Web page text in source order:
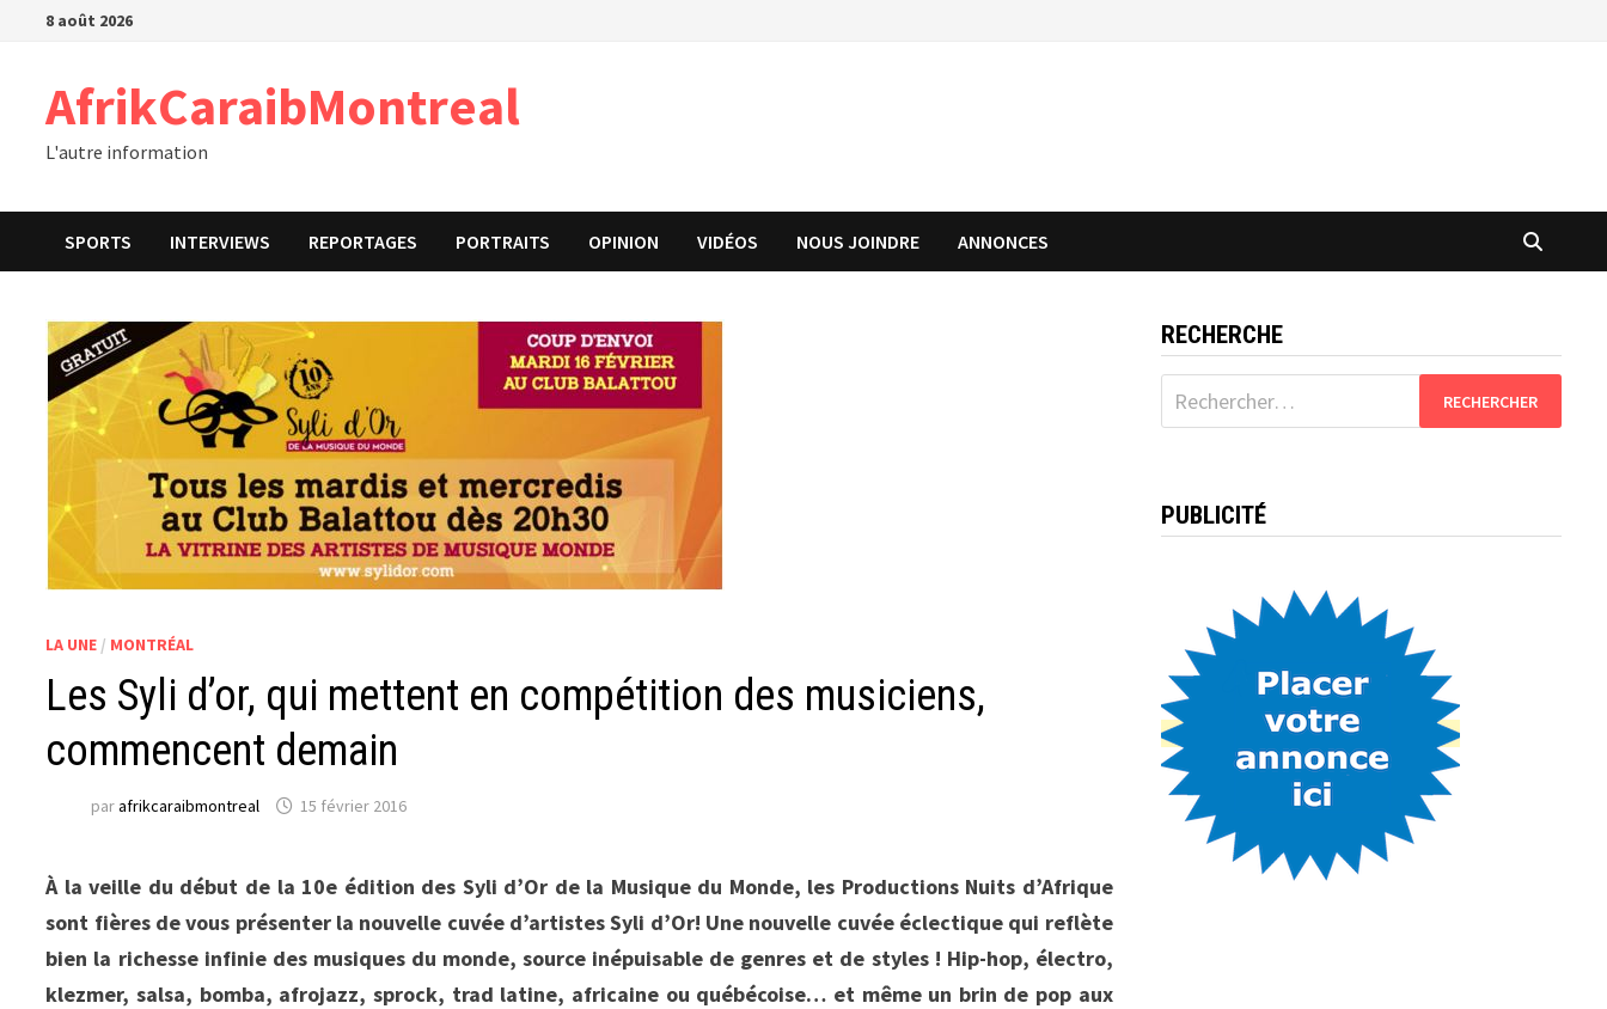
Passer8 août 2026
AfrikCaraibMontreal
L'autre information
SPORTS INTERVIEWS REPORTAGES PORTRAITS OPINION VIDÉOS NOUS JOINDRE ANNONCES
LA UNE / MONTRÉAL
Les Syli d’or, qui mettent en compétition des musiciens,
commencent demain
parafrikcaraibmontreal 15 février 2016
À la veille du début de la 10e édition des Syli d’Or de la Musique du Monde, les Productions Nuits d’Afrique
sont fières de vous présenter la nouvelle cuvée d’artistes Syli d’Or! Une nouvelle cuvée éclectique qui reflète
bien la richesse infinie des musiques du monde, source inépuisable de genres et de styles ! Hip-hop, électro,
klezmer, salsa, bomba, afrojazz, sprock, trad latine, africaine ou québécoise… et même un brin de pop aux
RECHERCHE
Rechercher :
PUBLICITÉ